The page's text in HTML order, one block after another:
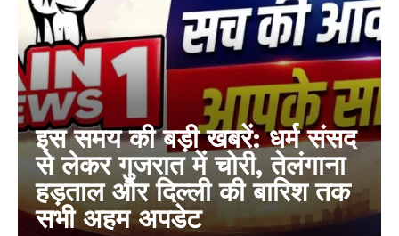
इस समय की बड़ी खबरें: धर्म संसद
से लेकर गुजरात में चोरी, तेलंगाना
हड़ताल और दिल्ली की बारिश तक
सभी अहम अपडेट